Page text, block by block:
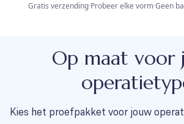
Gratis verzending·Probeer elke vorm·Geen
Op maat voor
Kies het proefpakket voor jouw